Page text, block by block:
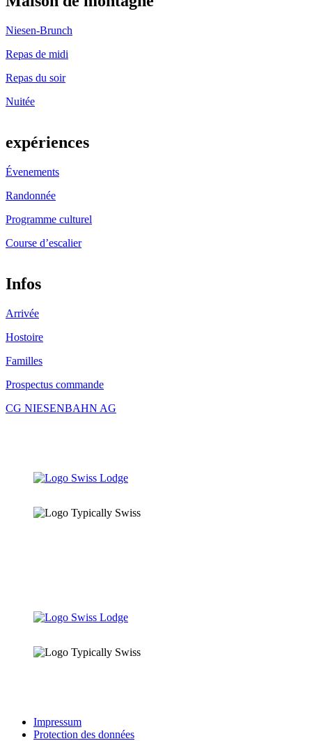
Niesen-Brunch
Repas de midi
Repas du soir
Nuitée
expériences
Évenements
Randonnée
Programme culturel
Course d’escalier
Infos
Arrivée
Hostoire
Familles
Prospectus commande
CG NIESENBAHN AG
Impressum
Protection des données